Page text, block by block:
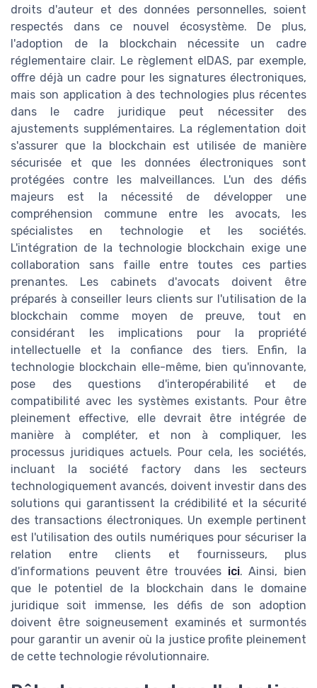
droits d'auteur et des données personnelles, soient
respectés dans ce nouvel écosystème. De plus,
l'adoption de la blockchain nécessite un cadre
réglementaire clair. Le règlement eIDAS, par exemple,
offre déjà un cadre pour les signatures électroniques,
mais son application à des technologies plus récentes
dans le cadre juridique peut nécessiter des
ajustements supplémentaires. La réglementation doit
s'assurer que la blockchain est utilisée de manière
sécurisée et que les données électroniques sont
protégées contre les malveillances. L'un des défis
majeurs est la nécessité de développer une
compréhension commune entre les avocats, les
spécialistes en technologie et les sociétés.
L'intégration de la technologie blockchain exige une
collaboration sans faille entre toutes ces parties
prenantes. Les cabinets d'avocats doivent être
préparés à conseiller leurs clients sur l'utilisation de la
blockchain comme moyen de preuve, tout en
considérant les implications pour la propriété
intellectuelle et la confiance des tiers. Enfin, la
technologie blockchain elle-même, bien qu'innovante,
pose des questions d'interopérabilité et de
compatibilité avec les systèmes existants. Pour être
pleinement effective, elle devrait être intégrée de
manière à compléter, et non à compliquer, les
processus juridiques actuels. Pour cela, les sociétés,
incluant la société factory dans les secteurs
technologiquement avancés, doivent investir dans des
solutions qui garantissent la crédibilité et la sécurité
des transactions électroniques. Un exemple pertinent
est l'utilisation des outils numériques pour sécuriser la
relation entre clients et fournisseurs, plus
d'informations peuvent être trouvées ici. Ainsi, bien
que le potentiel de la blockchain dans le domaine
juridique soit immense, les défis de son adoption
doivent être soigneusement examinés et surmontés
pour garantir un avenir où la justice profite pleinement
de cette technologie révolutionnaire.